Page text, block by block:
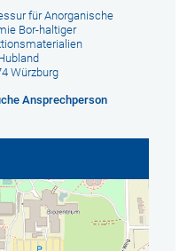
für Anorganische
Bor-haltiger
Würzburg
Ansprechperson